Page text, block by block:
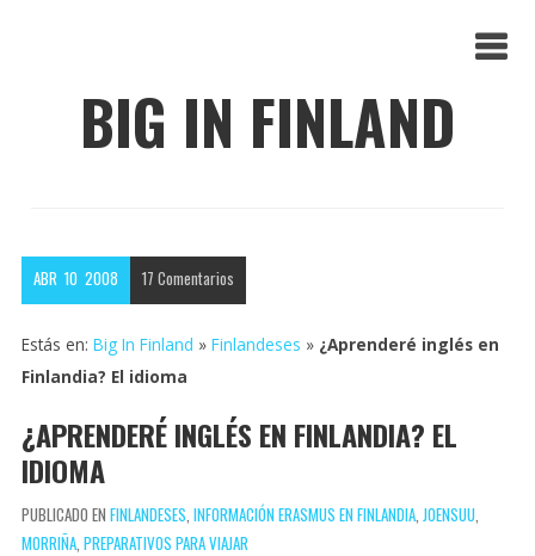
BIG IN FINLAND
ABR 10 2008 17 Comentarios
Estás en: Big In Finland » Finlandeses » ¿Aprenderé inglés en
Finlandia? El idioma
¿APRENDERÉ INGLÉS EN FINLANDIA? EL
IDIOMA
PUBLICADO EN FINLANDESES INFORMACIÓN ERASMUS EN FINLANDIA, JOENSUU
MORRIÑA, PREPARATIVOS PARA VIAJAR